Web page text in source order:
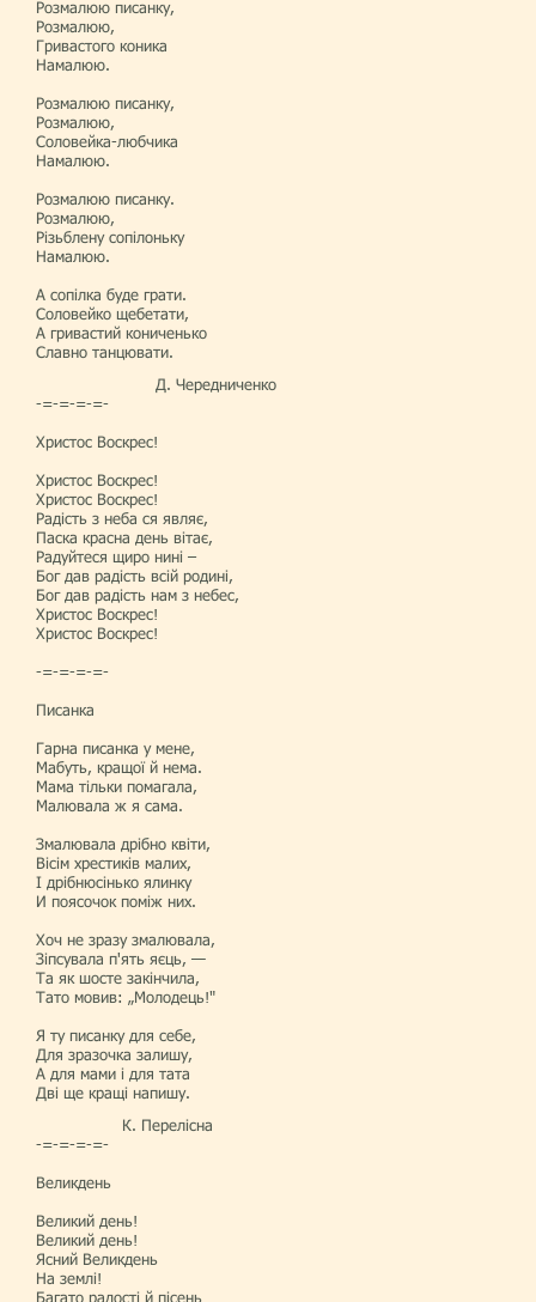
Розмалюю писанку,
Розмалюю,
Гривастого коника
Намалюю.
Розмалюю писанку,
Розмалюю,
Соловейка-любчика
Намалюю.
Розмалюю писанку.
Розмалюю,
Різьблену сопілоньку
Намалюю.
А сопілка буде грати.
Соловейко щебетати,
А гривастий кониченько
Славно танцювати.
Д. Чередниченко
-=-=-=-=-
Христос Воскрес!
Христос Воскрес!
Христос Воскрес!
Радість з неба ся являє,
Паска красна день вітає,
Радуйтеся щиро нині –
Бог дав радість всій родині,
Бог дав радість нам з небес,
Христос Воскрес!
Христос Воскрес!
-=-=-=-=-
Писанка
Гарна писанка у мене,
Мабуть, кращої й нема.
Мама тільки помагала,
Малювала ж я сама.
Змалювала дрібно квіти,
Вісім хрестиків малих,
І дрібнюсінько ялинку
И поясочок поміж них.
Хоч не зразу змалювала,
Зіпсувала п'ять яєць, —
Та як шосте закінчила,
Тато мовив: „Молодець!"
Я ту писанку для себе,
Для зразочка залишу,
А для мами і для тата
Дві ще кращі напишу.
К. Перелісна
-=-=-=-=-
Великдень
Великий день!
Великий день!
Ясний Великдень
На землі!